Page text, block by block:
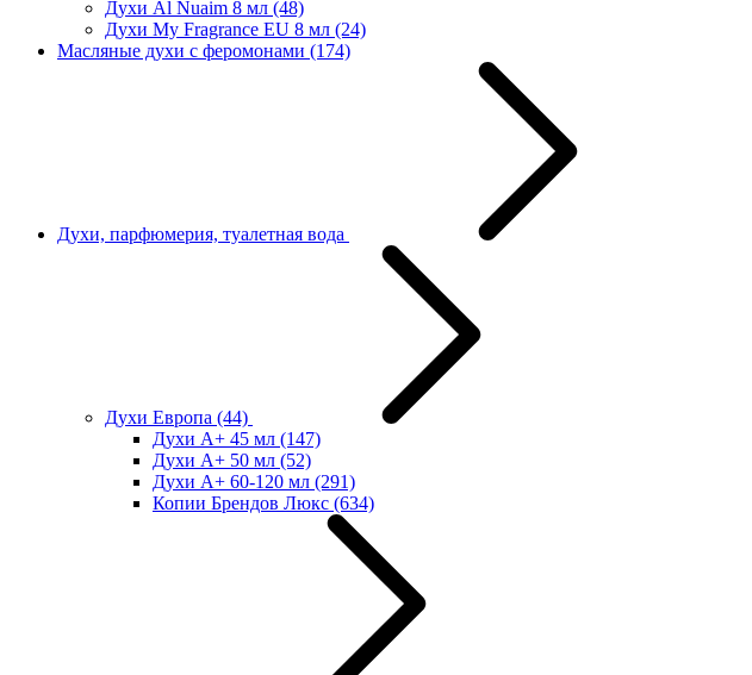
Духи Al Nuaim 8 мл (48)
Духи My Fragrance EU 8 мл (24)
Масляные духи с феромонами (174)
Духи, парфюмерия, туалетная вода
Духи Европа (44)
Духи А+ 45 мл (147)
Духи А+ 50 мл (52)
Духи А+ 60-120 мл (291)
Копии Брендов Люкс (634)